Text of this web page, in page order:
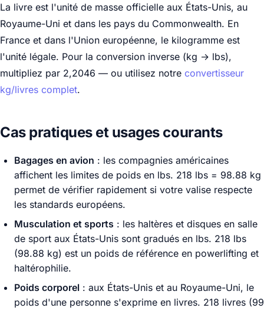
La livre est l'unité de masse officielle aux États-Unis, au
Royaume-Uni et dans les pays du Commonwealth. En
France et dans l'Union européenne, le kilogramme est
l'unité légale. Pour la conversion inverse (kg → lbs),
multipliez par 2,2046 — ou utilisez notre convertisseur
kg/livres complet.
Cas pratiques et usages courants
Bagages en avion : les compagnies américaines
affichent les limites de poids en lbs. 218 lbs = 98.88 kg
permet de vérifier rapidement si votre valise respecte
les standards européens.
Musculation et sports : les haltères et disques en salle
de sport aux États-Unis sont gradués en lbs. 218 lbs
(98.88 kg) est un poids de référence en powerlifting et
haltérophilie.
Poids corporel : aux États-Unis et au Royaume-Uni, le
poids d'une personne s'exprime en livres. 218 livres (99